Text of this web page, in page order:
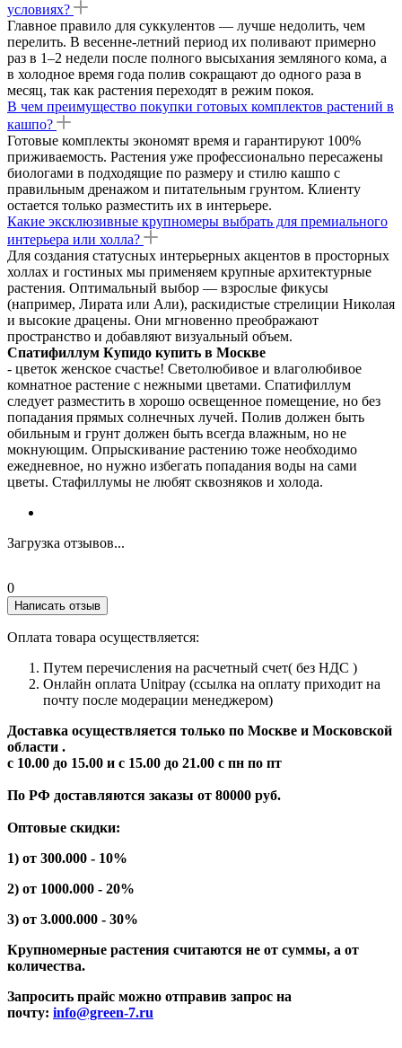
условиях?
Главное правило для суккулентов — лучше недолить, чем
перелить. В весенне-летний период их поливают примерно
раз в 1–2 недели после полного высыхания земляного кома, а
в холодное время года полив сокращают до одного раза в
месяц, так как растения переходят в режим покоя.
В чем преимущество покупки готовых комплектов растений в
кашпо?
Готовые комплекты экономят время и гарантируют 100%
приживаемость. Растения уже профессионально пересажены
биологами в подходящие по размеру и стилю кашпо с
правильным дренажом и питательным грунтом. Клиенту
остается только разместить их в интерьере.
Какие эксклюзивные крупномеры выбрать для премиального
интерьера или холла?
Для создания статусных интерьерных акцентов в просторных
холлах и гостиных мы применяем крупные архитектурные
растения. Оптимальный выбор — взрослые фикусы
(например, Лирата или Али), раскидистые стрелиции Николая
и высокие драцены. Они мгновенно преображают
пространство и добавляют визуальный объем.
Спатифиллум Купидо купить в Москве
- цветок женское счастье! Светолюбивое и влаголюбивое
комнатное растение с нежными цветами. Спатифиллум
следует разместить в хорошо освещенное помещение, но без
попадания прямых солнечных лучей. Полив должен быть
обильным и грунт должен быть всегда влажным, но не
мокнующим. Опрыскивание растению тоже необходимо
ежедневное, но нужно избегать попадания воды на сами
цветы. Стафиллумы не любят сквозняков и холода.
Загрузка отзывов...
0
Написать отзыв
Оплата товара осуществляется:
Путем перечисления на расчетный счет( без НДС )
Онлайн оплата Unitpay (ссылка на оплату приходит на
почту после модерации менеджером)
Доставка осуществляется только по Москве и Московской
области .
с 10.00 до 15.00 и с 15.00 до 21.00 с пн по пт
По РФ доставляются заказы от 80000 руб.
Оптовые скидки:
1) от 300.000 - 10%
2) от 1000.000 - 20%
3) от 3.000.000 - 30%
Крупномерные растения считаются не от суммы, а от
количества.
Запросить прайс можно отправив запрос на
почту: info@green-7.ru